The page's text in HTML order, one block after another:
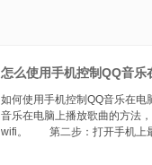
怎么使用手机控制QQ音乐
如何使用手机控制QQ音乐在
音乐在电脑上播放歌曲的方
wifi。 第二步：打开手机上